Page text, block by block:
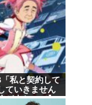
7割超え
「私と契約して
ていきません
が来たので】